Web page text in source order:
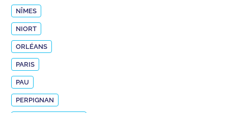
NÎMES
NIORT
ORLÉANS
PARIS
PAU
PERPIGNAN